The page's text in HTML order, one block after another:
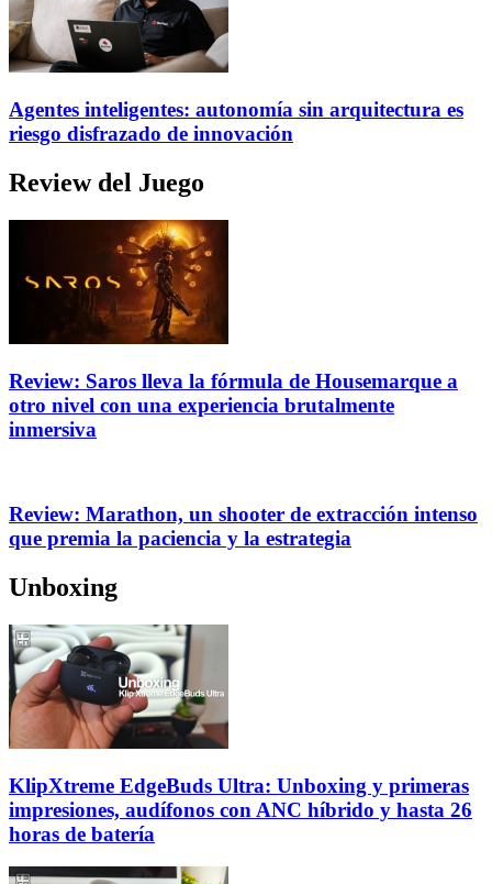
Agentes inteligentes: autonomía sin arquitectura es
riesgo disfrazado de innovación
Review del Juego
Review: Saros lleva la fórmula de Housemarque a
otro nivel con una experiencia brutalmente
inmersiva
Review: Marathon, un shooter de extracción intenso
que premia la paciencia y la estrategia
Unboxing
KlipXtreme EdgeBuds Ultra: Unboxing y primeras
impresiones, audífonos con ANC híbrido y hasta 26
horas de batería